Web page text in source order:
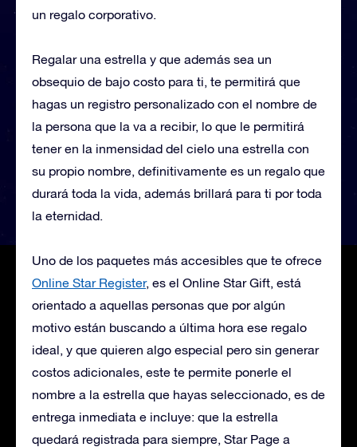
un regalo corporativo.
Regalar una estrella y que además sea un
obsequio de bajo costo para ti, te permitirá que
hagas un registro personalizado con el nombre de
la persona que la va a recibir, lo que le permitirá
tener en la inmensidad del cielo una estrella con
su propio nombre, definitivamente es un regalo que
durará toda la vida, además brillará para ti por toda
la eternidad.
Uno de los paquetes más accesibles que te ofrece
Online Star Register, es el Online Star Gift, está
orientado a aquellas personas que por algún
motivo están buscando a última hora ese regalo
ideal, y que quieren algo especial pero sin generar
costos adicionales, este te permite ponerle el
nombre a la estrella que hayas seleccionado, es de
entrega inmediata e incluye: que la estrella
quedará registrada para siempre, Star Page a